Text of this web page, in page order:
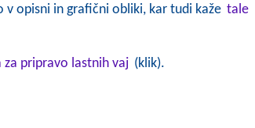
v opisni in grafični obliki, kar tudi kaže tale
za pripravo lastnih vaj (klik).